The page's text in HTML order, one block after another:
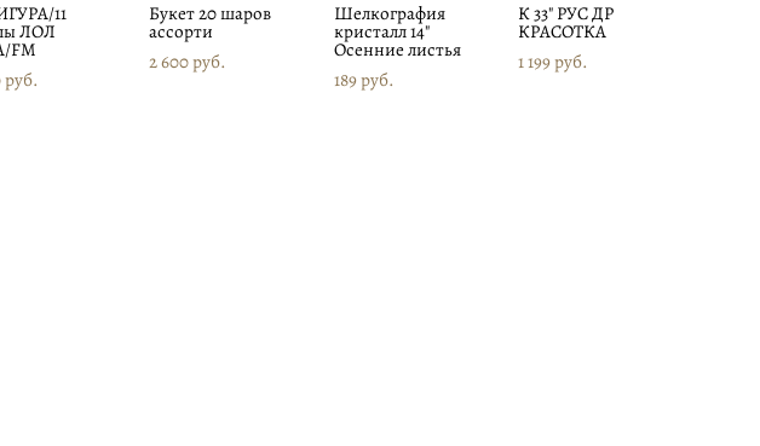
11
ЛОЛ
FM
pуб.
Букет 20 шаров
ассорти
2 600 pуб.
Шелкография
кристалл 14"
Осенние листья
189 pуб.
К 33" РУС ДР
КРАСОТКА
1 199 pуб.